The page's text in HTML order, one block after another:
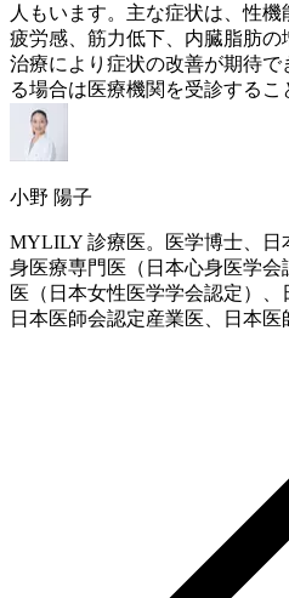
人もいます。主な症状は、性機
疲労感、筋力低下、内臓脂肪
治療により症状の改善が期待
る場合は医療機関を受診するこ
小野 陽子
MYLILY 診療医。医学博士、
身医療専門医（日本心身医学
医（日本女性医学学会認定）、
日本医師会認定産業医、日本